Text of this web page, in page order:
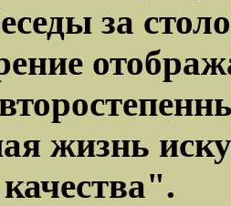
за
жизнь
качества".